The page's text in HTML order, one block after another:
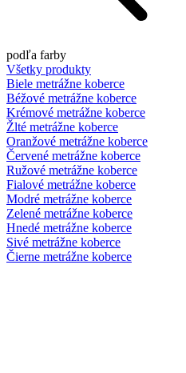
podľa farby
Všetky produkty
Biele metrážne koberce
Béžové metrážne koberce
Krémové metrážne koberce
Žlté metrážne koberce
Oranžové metrážne koberce
Červené metrážne koberce
Ružové metrážne koberce
Fialové metrážne koberce
Modré metrážne koberce
Zelené metrážne koberce
Hnedé metrážne koberce
Sivé metrážne koberce
Čierne metrážne koberce